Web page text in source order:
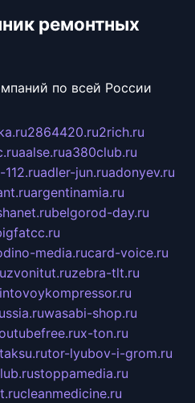
ремонтных
по всей России
2864420.ru2rich.ru
aalse.rua380club.ru
adler-jun.ruadonyev.ru
argentinamia.ru
belgorod-day.ru
media.rucard-voice.ru
zvonitut.ruzebra-tlt.ru
wasabi-shop.ru
x-ton.ru
taksu.rutor-lyubov-i-grom.ru
stoppamedia.ru
cleanmedicine.ru